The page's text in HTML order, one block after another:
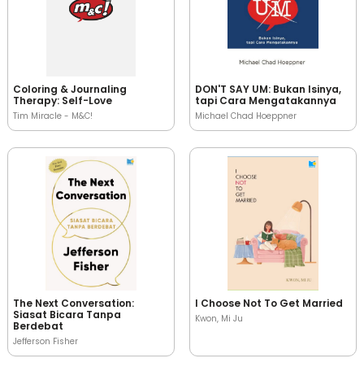
Coloring & Journaling
Therapy: Self-Love
Tim Miracle - M&C!
DON'T SAY UM: Bukan Isinya,
tapi Cara Mengatakannya
Michael Chad Hoeppner
The Next Conversation:
Siasat Bicara Tanpa
Berdebat
Jefferson Fisher
I Choose Not To Get Married
Kwon, Mi Ju